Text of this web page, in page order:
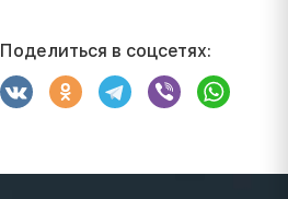
Поделиться в соцсетях: